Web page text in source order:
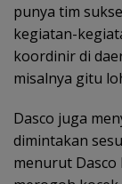
punya tim
kegiatan-
koordinir di
misalnya gitu
Dasco juga
dimintakan
menurut Dasco